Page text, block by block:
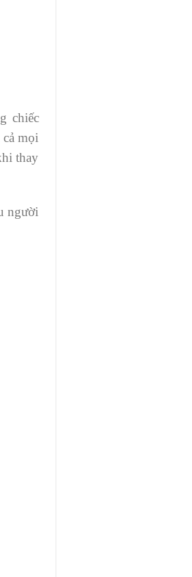
chiếc
mọi
thay
người